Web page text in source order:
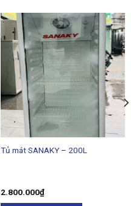
Tủ mát SANAKY – 200L
2.800.000₫